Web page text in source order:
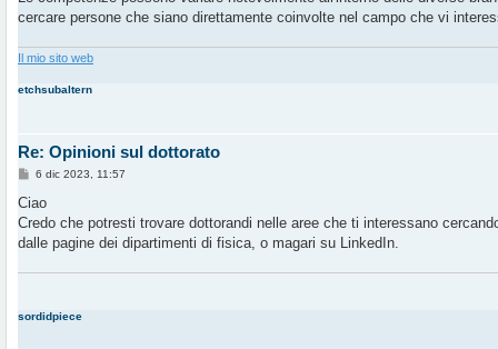
i
cercare persone che siano direttamente coinvolte nel campo che vi
Il mio sito web
etchsubaltern
Re: Opinioni sul dottorato
M
s
a
g
6 dic 2023, 11:57
Ciao
Credo che potresti trovare dottorandi nelle aree che ti interessano
dalle pagine dei dipartimenti di fisica, o magari su LinkedIn.
sordidpiece